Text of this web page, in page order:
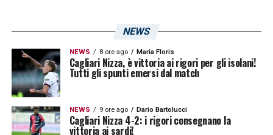
NEWS
NEWS 8 ore ago Maria Floris
Cagliari Nizza, è vittoria ai rigori per gli isolani!
Tutti gli spunti emersi dal match
NEWS 9 ore ago Dario Bartolucci
Cagliari Nizza 4-2: i rigori consegnano la
vittoria ai sardi!